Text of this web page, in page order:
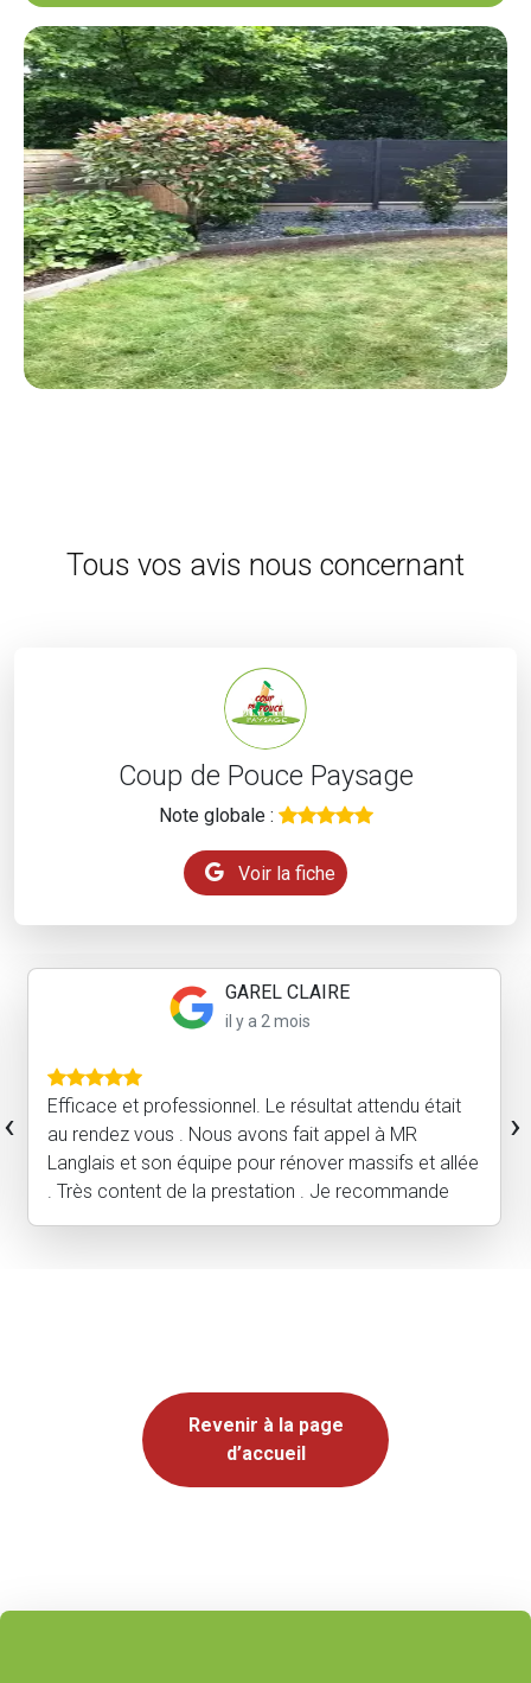
Tous vos avis nous concernant
Coup de Pouce Paysage
Note globale :
Voir la fiche
GAREL CLAIRE
il y a 2 mois
Efficace et professionnel. Le résultat attendu était
au rendez vous . Nous avons fait appel à MR
Langlais et son équipe pour rénover massifs et allée
. Très content de la prestation . Je recommande
‹ ›
Revenir à la page
d’accueil